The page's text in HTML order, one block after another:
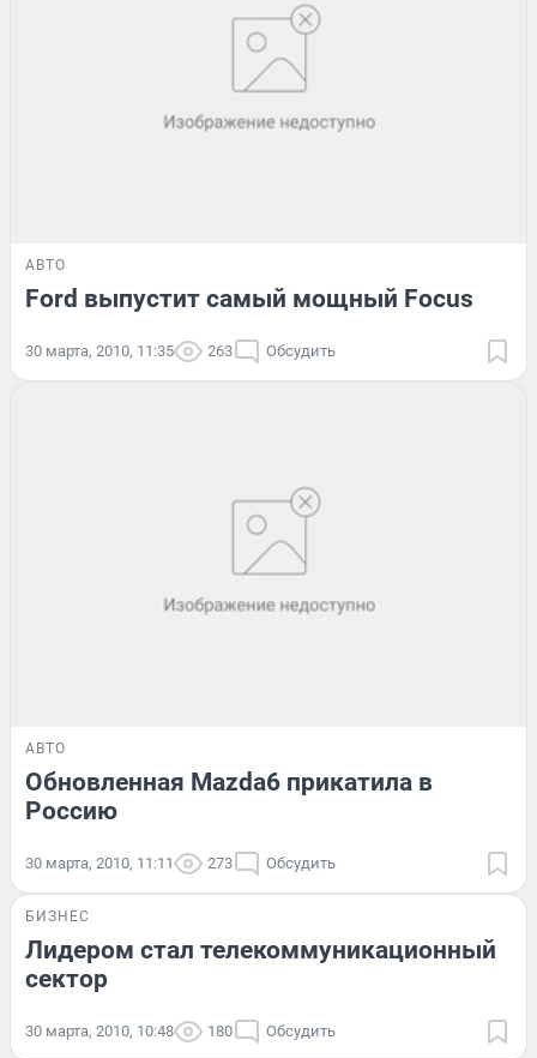
АВТО
Ford выпустит самый мощный Focus
30 марта, 2010, 11:35 263 Обсудить
АВТО
Обновленная Mazda6 прикатила в
Россию
30 марта, 2010, 11:11 273 Обсудить
БИЗНЕС
Лидером стал телекоммуникационный
сектор
30 марта, 2010, 10:48 180 Обсудить